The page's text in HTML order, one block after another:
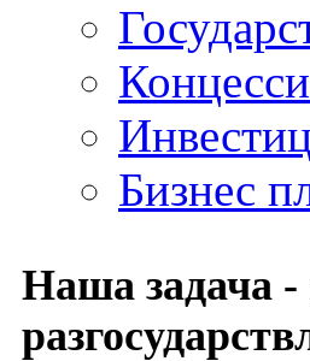
Бизнес
Наша задача -